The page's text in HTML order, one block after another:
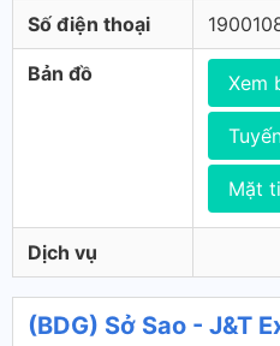
Số điện thoại
Bản đồ Xem
Mặt
Dịch vụ
(BDG) Sở Sao - J&T